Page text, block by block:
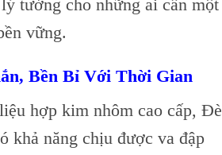
tưởng cho những ai cần một
vững.
Bền Bỉ Với Thời Gian
hợp kim nhôm cao cấp,
khả năng chịu được va đập